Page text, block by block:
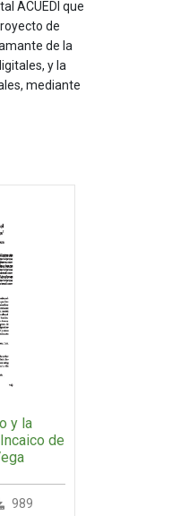
ACUEDI que
de
de la
y la
mediante
y la
de
989